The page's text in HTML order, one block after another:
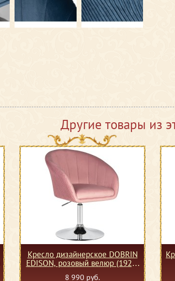
Другие товары из
Кресло дизайнерское DOBRIN
EDISON, розовый велюр (1922-
8 990 руб.